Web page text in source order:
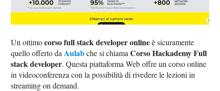
Un ottimocorso full stack developer onlineè sicuramente
quello offerto da Aulabche si chiamaCorso Hackademy Full
stack developer. Questa piattaforma Web offre un corso online
in videoconferenza con la possibilità di rivedere le lezioni in
streaming on demand.